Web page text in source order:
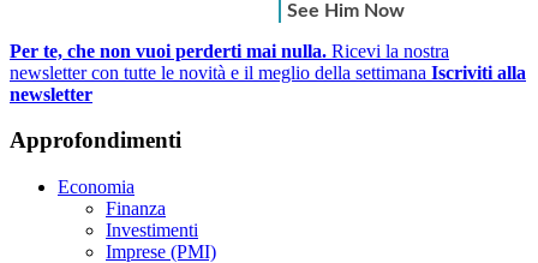
Per te, che non vuoi perderti mai nulla. Ricevi la nostra
newsletter con tutte le novità e il meglio della settimana Iscriviti alla
newsletter
Approfondimenti
Economia
Finanza
Investimenti
Imprese (PMI)